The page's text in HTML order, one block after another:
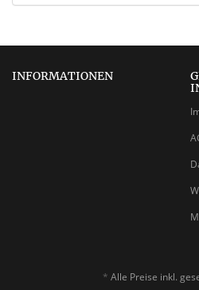
INFORMATIONEN
* Alle Preise inkl.